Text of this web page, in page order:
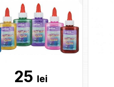
25 lei